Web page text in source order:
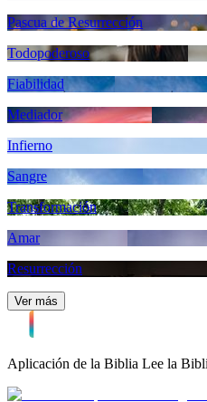
Pascua de Resurrección
Todopoderoso
Fiabilidad
Mediador
Infierno
Sangre
Transformación
Amar
Resurrección
Ver más
Aplicación de la Biblia Lee la